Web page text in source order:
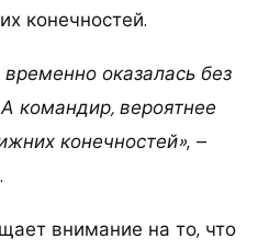
конечностей.
оказалась без
командир, вероятнее
конечностей», –
внимание на то, что